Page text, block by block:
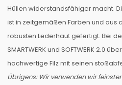
Hüllen widerstandsfähiger macht.
ist in zeitgemäßen Farben und aus
robusten Lederhaut gefertigt. Bei
SMARTWERK und SOFTWERK 2.0
hochwertige Filz mit seinen
Übrigens: Wir verwenden wir